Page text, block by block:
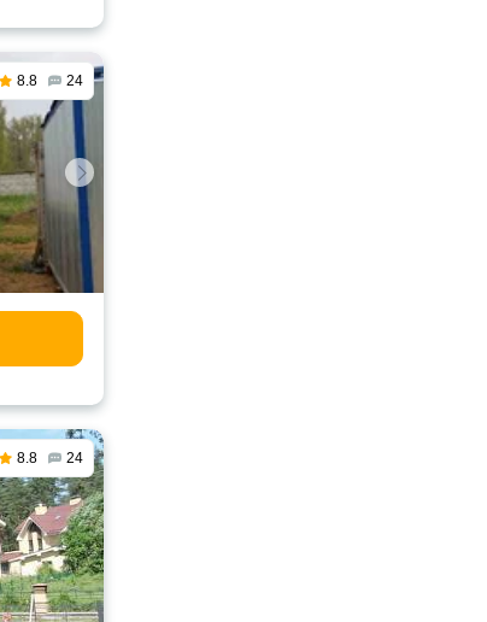
8.8 24
8.8 24